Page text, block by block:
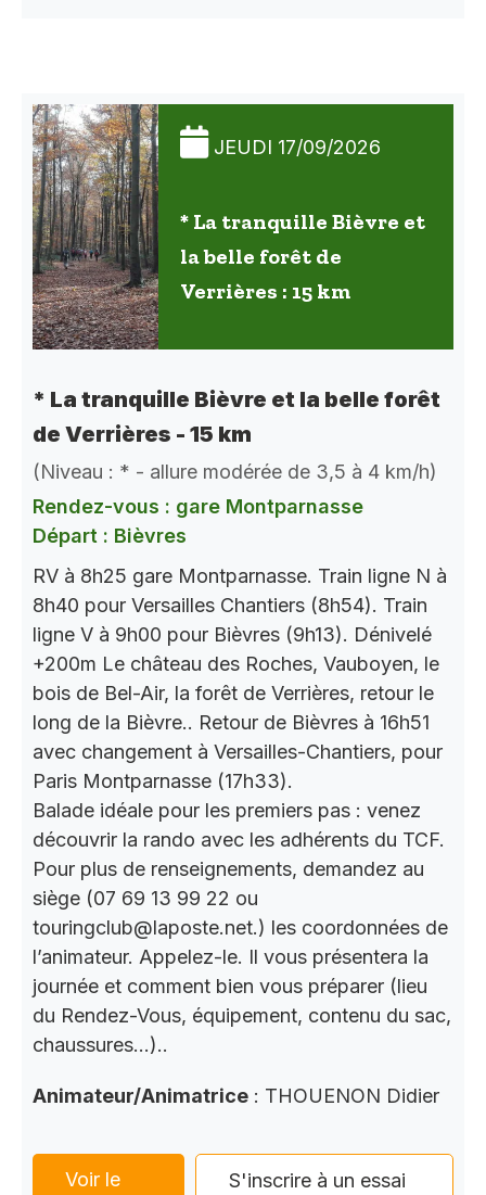
JEUDI 17/09/2026
* La tranquille Bièvre et
la belle forêt de
Verrières : 15 km
* La tranquille Bièvre et la belle forêt
de Verrières - 15 km
(Niveau : * - allure modérée de 3,5 à 4 km/h)
Rendez-vous : gare Montparnasse
Départ : Bièvres
RV à 8h25 gare Montparnasse. Train ligne N à
8h40 pour Versailles Chantiers (8h54). Train
ligne V à 9h00 pour Bièvres (9h13). Dénivelé
+200m Le château des Roches, Vauboyen, le
bois de Bel-Air, la forêt de Verrières, retour le
long de la Bièvre.. Retour de Bièvres à 16h51
avec changement à Versailles-Chantiers, pour
Paris Montparnasse (17h33).
Balade idéale pour les premiers pas : venez
découvrir la rando avec les adhérents du TCF.
Pour plus de renseignements, demandez au
siège (07 69 13 99 22 ou
touringclub@laposte.net.) les coordonnées de
l’animateur. Appelez-le. Il vous présentera la
journée et comment bien vous préparer (lieu
du Rendez-Vous, équipement, contenu du sac,
chaussures…)..
Animateur/Animatrice : THOUENON Didier
Voir le
S'inscrire à un essai